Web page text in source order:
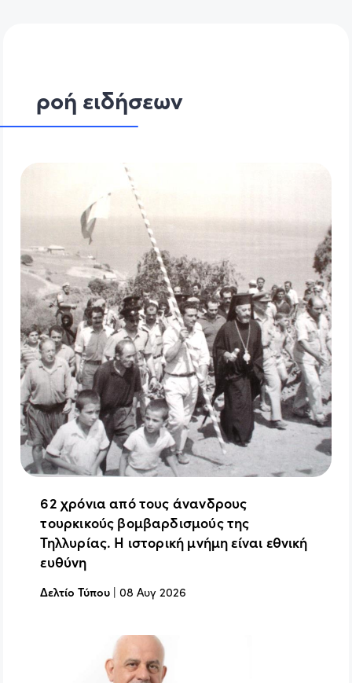
ροή ειδήσεων
62 χρόνια από τους άνανδρους
τουρκικούς βομβαρδισμούς της
Τηλλυρίας. Η ιστορική μνήμη είναι εθνική
ευθύνη
Δελτίο Τύπου |08 Αυγ 2026